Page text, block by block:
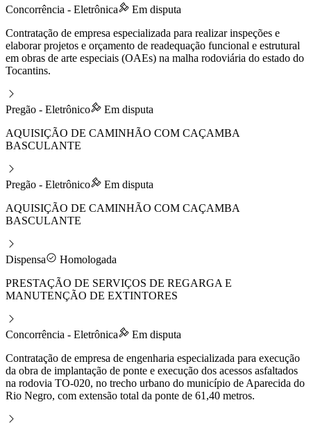
Concorrência - Eletrônica
Em disputa
Contratação de empresa especializada para realizar inspeções e
elaborar projetos e orçamento de readequação funcional e estrutural
em obras de arte especiais (OAEs) na malha rodoviária do estado do
Tocantins.
Pregão - Eletrônico
Em disputa
AQUISIÇÃO DE CAMINHÃO COM CAÇAMBA
BASCULANTE
Pregão - Eletrônico
Em disputa
AQUISIÇÃO DE CAMINHÃO COM CAÇAMBA
BASCULANTE
Dispensa
Homologada
PRESTAÇÃO DE SERVIÇOS DE REGARGA E
MANUTENÇÃO DE EXTINTORES
Concorrência - Eletrônica
Em disputa
Contratação de empresa de engenharia especializada para execução
da obra de implantação de ponte e execução dos acessos asfaltados
na rodovia TO-020, no trecho urbano do município de Aparecida do
Rio Negro, com extensão total da ponte de 61,40 metros.